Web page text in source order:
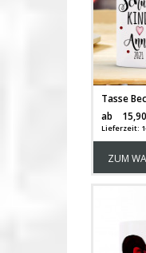
ab
Lieferzeit:
ZUM